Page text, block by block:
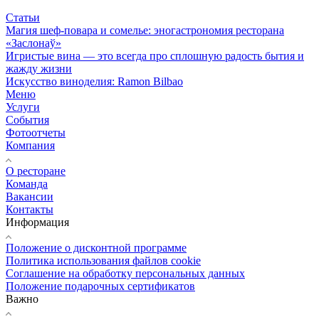
Статьи
Магия шеф-повара и сомелье: эногастрономия ресторана
«Заслонаў»
Игристые вина — это всегда про сплошную радость бытия и
жажду жизни
Искусство виноделия: Ramon Bilbao
Меню
Услуги
События
Фотоотчеты
Компания
О ресторане
Команда
Вакансии
Контакты
Информация
Положение о дисконтной программе
Политика использования файлов cookie
Соглашение на обработку персональных данных
Положение подарочных сертификатов
Важно